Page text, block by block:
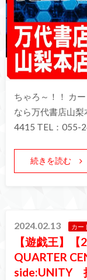
ちゃろ～！！ カ
なら万代書店山
4415 TEL：055-
続きを読む
2024.02.13 カー
【遊戯王】
QUARTER
side:UNITY